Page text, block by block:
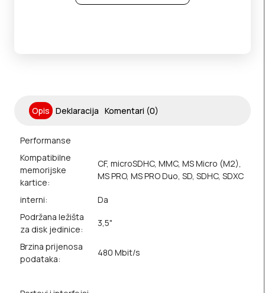
Opis Deklaracija Komentari (0)
Performanse
Kompatibilne
memorijske
kartice:
CF, microSDHC, MMC, MS Micro (M2),
MS PRO, MS PRO Duo, SD, SDHC, SDXC
interni:
Da
Podržana ležišta
za disk jedinice:
3,5"
Brzina prijenosa
podataka:
480 Mbit/s